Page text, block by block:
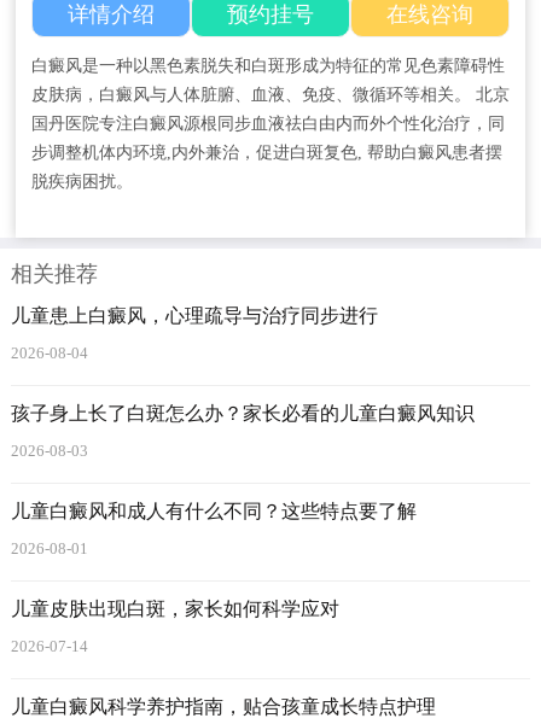
详情介绍 预约挂号 在线咨询
白癜风是一种以黑色素脱失和白斑形成为特征的常见色素障碍性
皮肤病，白癜风与人体脏腑、血液、免疫、微循环等相关。 北京
国丹医院专注白癜风源根同步血液祛白由内而外个性化治疗，同
步调整机体内环境,内外兼治，促进白斑复色, 帮助白癜风患者摆
脱疾病困扰。
相关推荐
儿童患上白癜风，心理疏导与治疗同步进行
2026-08-04
孩子身上长了白斑怎么办？家长必看的儿童白癜风知识
2026-08-03
儿童白癜风和成人有什么不同？这些特点要了解
2026-08-01
儿童皮肤出现白斑，家长如何科学应对
2026-07-14
儿童白癜风科学养护指南，贴合孩童成长特点护理